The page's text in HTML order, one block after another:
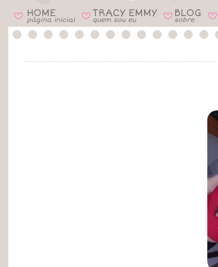
B HOME
página inicial B TRACY EMMY
quem sou eu B BLOG
sobre B